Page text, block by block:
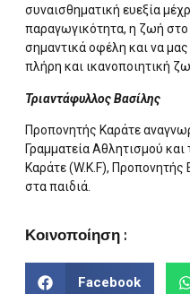
συναισθηματική ευεξία
παραγωγικότητα, η ζωή στο
σημαντικά οφέλη και να
πλήρη και ικανοποιητική
Τριαντάφυλλος Βασίλης
Προπονητής Καράτε
Γραμματεία Αθλητισμού
Καράτε (W.K.F),
στα παιδιά.
Κοινοποίηση :
Facebook